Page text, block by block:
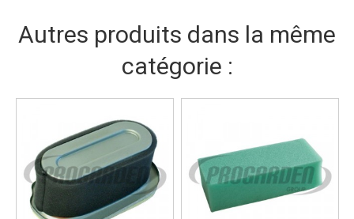
Autres produits dans la même
catégorie :